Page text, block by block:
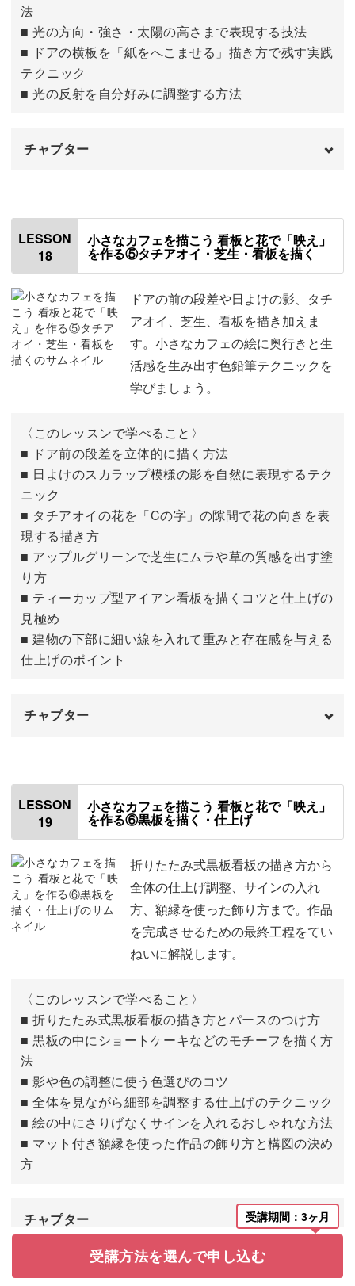
法
■ 光の方向・強さ・太陽の高さまで表現する技法
■ ドアの横板を「紙をへこませる」描き方で残す実践
テクニック
■ 光の反射を自分好みに調整する方法
チャプター
窓の桟を描く
カーテンを描く 05:48
ドアを描く 17:29
LESSON
18
小さなカフェを描こう 看板と花で「映え」
を作る⑤タチアオイ・芝生・看板を描く
ドアの前の段差や日よけの影、タチ
アオイ、芝生、看板を描き加えま
す。小さなカフェの絵に奥行きと生
活感を生み出す色鉛筆テクニックを
学びましょう。
〈このレッスンで学べること〉
■ ドア前の段差を立体的に描く方法
■ 日よけのスカラップ模様の影を自然に表現するテク
ニック
■ タチアオイの花を「Cの字」の隙間で花の向きを表
現する描き方
■ アップルグリーンで芝生にムラや草の質感を出す塗
り方
■ ティーカップ型アイアン看板を描くコツと仕上げの
見極め
■ 建物の下部に細い線を入れて重みと存在感を与える
仕上げのポイント
チャプター
ドアの前の段差を描く
日よけの影を描く
タチアオイを描く 11:56
芝生を描く 16:35
看板を描く 20:32
LESSON
19
小さなカフェを描こう 看板と花で「映え」
を作る⑥黒板を描く・仕上げ
折りたたみ式黒板看板の描き方から
全体の仕上げ調整、サインの入れ
方、額縁を使った飾り方まで。作品
を完成させるための最終工程をてい
ねいに解説します。
〈このレッスンで学べること〉
■ 折りたたみ式黒板看板の描き方とパースのつけ方
■ 黒板の中にショートケーキなどのモチーフを描く方
法
■ 影や色の調整に使う色選びのコツ
■ 全体を見ながら細部を調整する仕上げのテクニック
■ 絵の中にさりげなくサインを入れるおしゃれな方法
■ マット付き額縁を使った作品の飾り方と構図の決め
方
チャプター 受講期間：3ヶ月
受講方法を選んで申し込む